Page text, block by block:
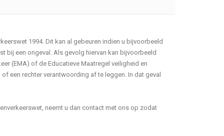
1994. Dit kan al gebeuren indien u bijvoorbeeld
bij een ongeval. Als gevolg hiervan kan bijvoorbeeld
(EMA) of de Educatieve Maatregel veiligheid en
een rechter verantwoording af te leggen. In dat geval
neemt u dan contact met ons op zodat